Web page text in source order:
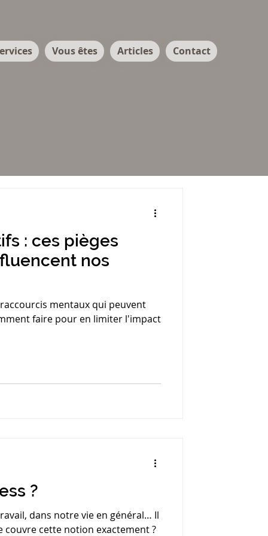
Vous êtes Articles Contact
: ces pièges
nos
mentaux qui peuvent
faire pour en limiter l'impact
?
dans notre vie en général… Il
couvre cette notion exactement ?